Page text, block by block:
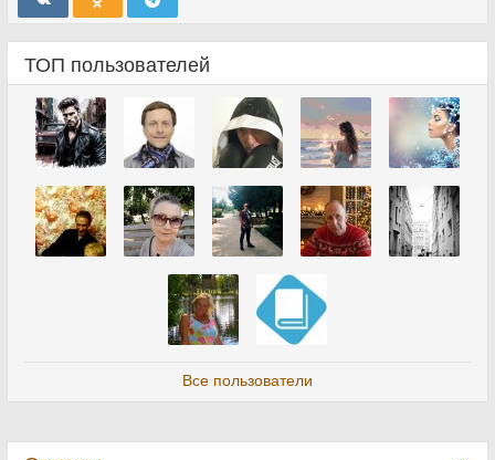
ТОП пользователей
Все пользователи